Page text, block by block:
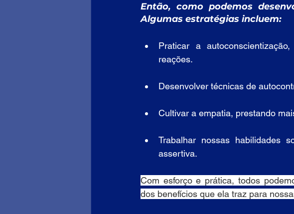
Então, como podemos
Algumas estratégias incluem:
Praticar a
reações.
Desenvolver técnicas de
Cultivar a empatia, prestando
Trabalhar nossas habilidades
assertiva.
Com esforço e prática, todos
dos benefícios que ela traz para